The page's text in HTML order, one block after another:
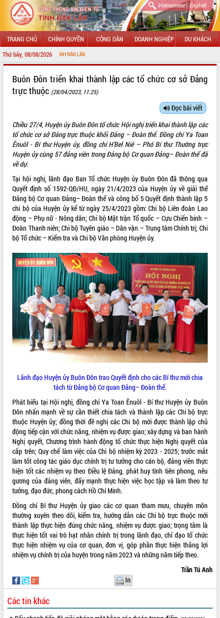
Vietnamese| English
TRANG CHỦ CHÍNH QUYỀN CÔNG DÂN DOANH NGHIỆP DU KHÁCH
Thứ bảy, 08/08/2026
LÃNH ĐẠO UBND TỈNH
SỞ, BAN, NGÀNH
UBND CÁC XÃ, PHƯỜNG
HỆ THỐNG VĂN BẢN
VĂN BẢN HĐND TỈNH
ĐIỂM TIN VĂN BẢN
QUY HOẠCH - KẾ HOẠCH
VIDEO
Không có file video nào để phát.
ALBUM ẢNH
Buôn Đôn triển khai thành lập các tổ chức cơ sở Đảng
trực thuộc (28/04/2023, 11:25)
Đọc bài viết
Chiều 27/4, Huyện ủy Buôn Đôn tổ chức Hội nghị triển khai thành lập các
tổ chức cơ sở Đảng trực thuộc khối Đảng – Đoàn thể. Đồng chí Ya Toan
Ênuôl - Bí thư Huyện ủy, đồng chí H’Bel Niê – Phó Bí thư Thường trực
Huyện ủy cùng 57 đảng viên trong Đảng bộ Cơ quan Đảng– Đoàn thể đã
về dự.
Tại hội nghị, lãnh đạo Ban Tổ chức Huyện ủy Buôn Đôn đã thông qua
Quyết định số 1592-QĐ/HU, ngày 21/4/2023 của Huyện ủy về giải thể
Đảng bộ Cơ quan Đảng– Đoàn thể và công bố 5 Quyết định thành lập 5
chi bộ của Huyện ủy kể từ ngày 25/4/2023 gồm: Chi bộ Liên đoàn Lao
động – Phụ nữ - Nông dân; Chi bộ Mặt trận Tổ quốc – Cựu Chiến binh –
Đoàn Thanh niên; Chi bộ Tuyên giáo – Dân vận – Trung tâm Chính trị; Chi
bộ Tổ chức – Kiểm tra và Chi bộ Văn phòng Huyện ủy.
Lãnh đạo Huyện ủy Buôn Đôn trao Quyết định cho các Bí thư mới chia
tách từ Đảng bộ Cơ quan Đảng– Đoàn thể.
Phát biểu tại Hội nghị, đồng chí Ya Toan Ênuôl - Bí thư Huyện ủy Buôn
Đôn nhấn mạnh về sự cần thiết chia tách và thành lập các Chi bộ trực
thuộc Huyện ủy; đồng thời đề nghị các Chi bộ mới được thành lập chủ
động tiếp cận với chức năng, nhiệm vụ được giao; xây dựng và ban hành
Nghị quyết, Chương trình hành động tổ chức thực hiện Nghị quyết của
cấp trên; Quy chế làm việc của Chi bộ nhiệm kỳ 2023 - 2025; trước mắt
làm tốt công tác giáo dục chính trị tư tưởng cho cán bộ, đảng viên thực
hiện tốt các nhiệm vụ theo Điều lệ Đảng, phát huy tính tiên phong, nêu
gương của đảng viên, đẩy mạnh thực hiện việc học tập và làm theo tư
tưởng, đạo đức, phong cách Hồ Chí Minh.
Đồng chí Bí thư Huyện ủy giao các cơ quan tham mưu, chuyên môn
thường xuyên theo dõi, kiểm tra, hướng dẫn các Chi bộ trực thuộc mới
thành lập thực hiện đúng chức năng, nhiệm vụ được giao; trọng tâm là
thực hiện tốt vai trò hạt nhân chính trị trong lãnh đạo, chỉ đạo tổ chức
thực hiện nhiệm vụ của cơ quan, đơn vị, góp phần thực hiện thắng lợi
nhiệm vụ chính trị của huyện trong năm 2023 và những năm tiếp theo.
Trần Tú Anh
In
Các tin khác